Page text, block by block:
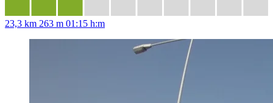
23,3 km 263 m 01:15 h:m